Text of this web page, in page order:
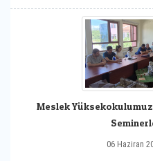
Meslek
06 Haziran